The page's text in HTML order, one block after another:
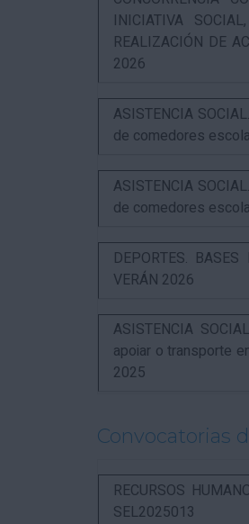
INICIATIVA
REALIZACIÓN DE
2026
ASISTENCIA
de comedores
ASISTENCIA
de comedores
DEPORTES.
VERÁN 2026
ASISTENCIA
apoiar o transporte
2025
Convocatorias
RECURSOS
SEL2025013